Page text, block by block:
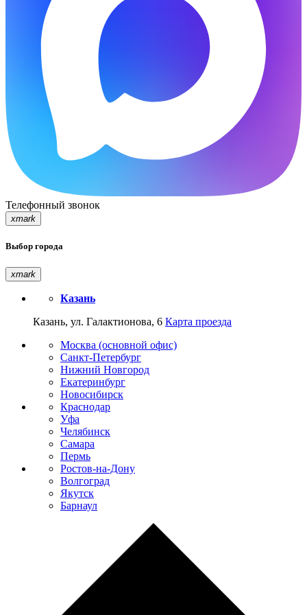
Телефонный звонок
xmark
Выбор города
xmark
Казань
Казань, ул. Галактионова, 6 Карта проезда
Москва (основной офис)
Санкт-Петербург
Нижний Новгород
Екатеринбург
Новосибирск
Краснодар
Уфа
Челябинск
Самара
Пермь
Ростов-на-Дону
Волгоград
Якутск
Барнаул